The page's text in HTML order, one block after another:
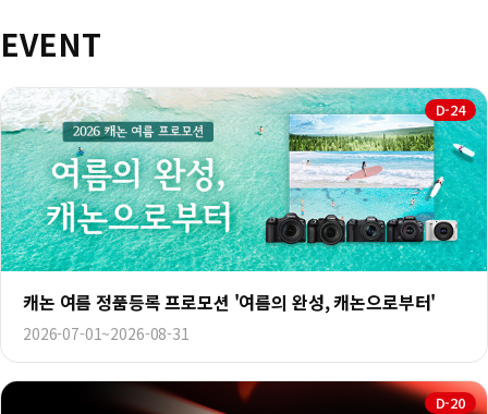
EVENT
D-24
캐논 여름 정품등록 프로모션 '여름의 완성, 캐논으로부터'
2026-07-01~2026-08-31
D-20